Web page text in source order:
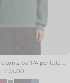
Felpa in cotone con zip a 1/4 per tutti i giorni
£75.00